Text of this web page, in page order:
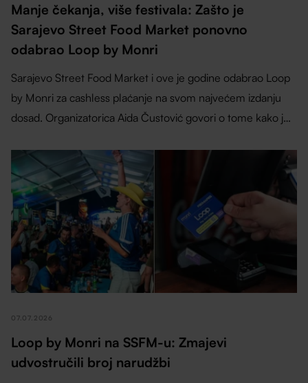
Manje čekanja, više festivala: Zašto je
Sarajevo Street Food Market ponovno
odabrao Loop by Monri
Sarajevo Street Food Market i ove je godine odabrao Loop
by Monri za cashless plaćanje na svom najvećem izdanju
dosad. Organizatorica Aida Čustović govori o tome kako je
iskustvu za posjetitelje, izlagače i organizatore.
07.07.2026
Loop by Monri na SSFM-u: Zmajevi
udvostručili broj narudžbi